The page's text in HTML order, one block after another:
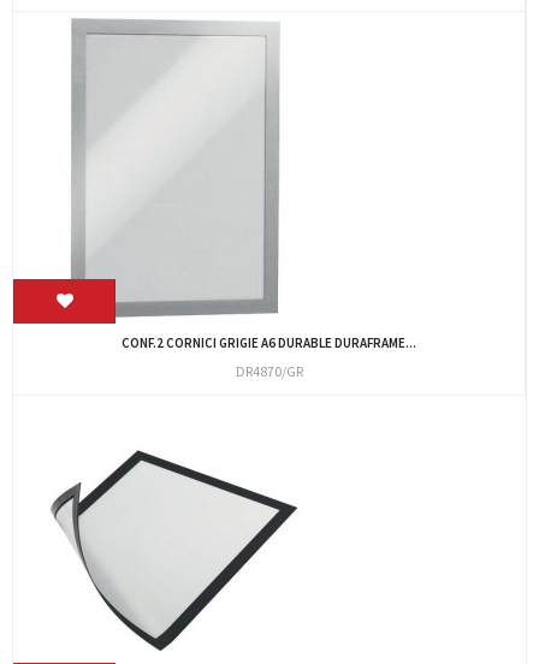
CONF.2 CORNICI GRIGIE A6 DURABLE DURAFRAME...
DR4870/GR